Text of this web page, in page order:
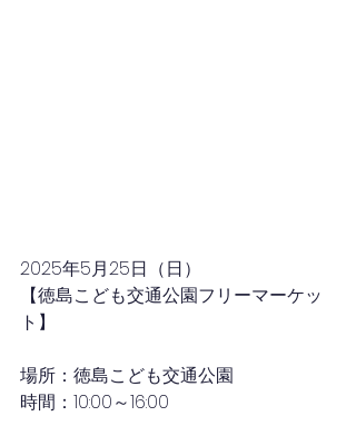
2025年5月25日 （日）
【徳島こども交通公園フリーマーケッ
ト】
場所：徳島こども交通公園
時間：10:00～16:00